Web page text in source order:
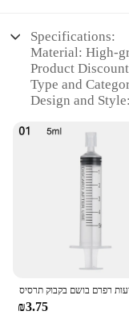
Specifications:
Material: High-
Product
Type and
Design and
Performance
Parts and
and needles
Features:
**Efficient and
The steroide
reliable and
professionals
steroid
grade plastic,
wear and tear,
₪3.75